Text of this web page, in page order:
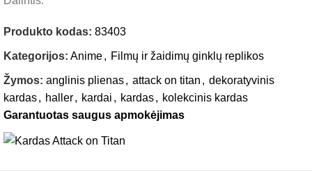
Produkto kodas:83403
Kategorijos: Anime, Filmų ir žaidimų ginklų replikos
Žymos: anglinis plienas, attack on titan , dekoratyvinis
kardas, haller, kardai , kardas, kolekcinis kardas
Garantuotas saugus apmokėjimas